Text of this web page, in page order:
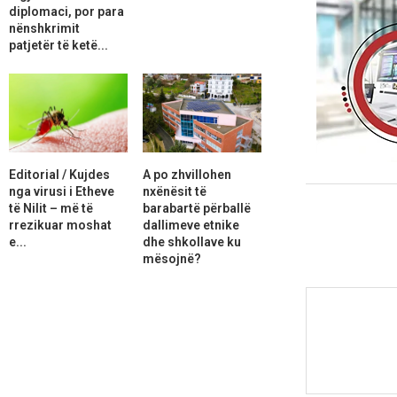
diplomaci, por para
nënshkrimit
patjetër të ketë...
Editorial / Kujdes
nga virusi i Etheve
të Nilit – më të
rrezikuar moshat
e...
A po zhvillohen
nxënësit të
barabartë përballë
dallimeve etnike
dhe shkollave ku
mësojnë?